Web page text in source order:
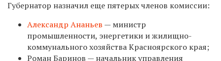
Губернатор назначил еще пятерых членов комиссии:
Александр Ананьев — министр
промышленности, энергетики и жилищно-
коммунального хозяйства Красноярского края;
Роман Баринов — начальник управления